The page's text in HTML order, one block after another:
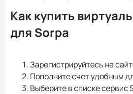
Как купить
для Sorpa
Зарегистрируйтесь на
Пополните счет удобным
Выберите в списке сервис